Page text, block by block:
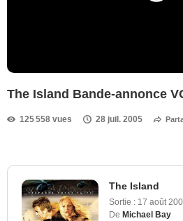
The Island Bande-annonce
125 558 vues 28 juil. 2005
The Island
Sortie : 17 août
De Michael Bay